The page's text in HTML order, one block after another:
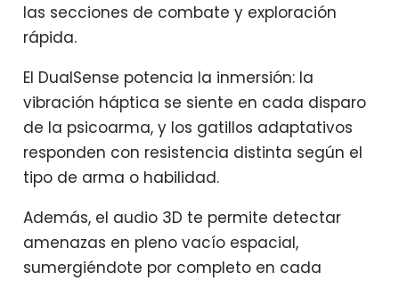
las secciones de combate y exploración
rápida.
El DualSense potencia la inmersión: la
vibración háptica se siente en cada disparo
de la psicoarma, y los gatillos adaptativos
responden con resistencia distinta según el
tipo de arma o habilidad.
Además, el audio 3D te permite detectar
amenazas en pleno vacío espacial,
sumergiéndote por completo en cada